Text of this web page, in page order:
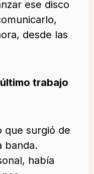
ese disco
desde las
trabajo
que surgió de
banda.
había